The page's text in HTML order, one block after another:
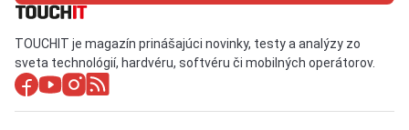
TOUCHIT je magazín prinášajúci novinky, testy a analýzy zo
sveta technológií, hardvéru, softvéru či mobilných operátorov.